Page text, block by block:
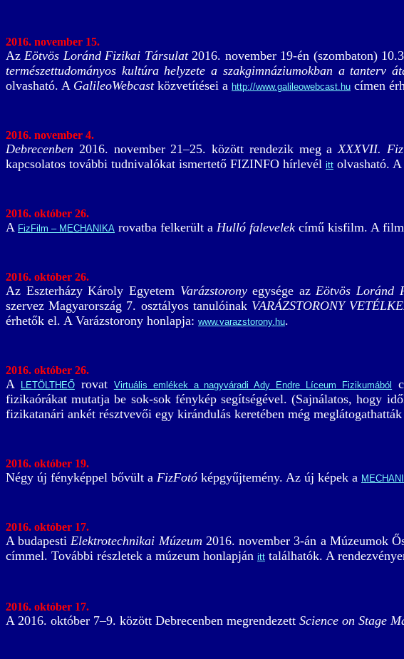
2016. november 15.
AzEötvös Loránd Fizikai Társulat2016. november 19-én (szombaton)
természettudományos kultúra helyzete a szakgimnáziumokban a tanterv
olvasható. A GalileoWebcastközvetítései a http://www.galileowebcast.hu címen
2016. november 4.
Debrecenben 2016. november 21–25. között rendezik meg aXXXVII.
kapcsolatos további tudnivalókat ismertető FIZINFO hírlevél itt olvasható.
2016. október 26.
A FizFilm – MECHANIKA rovatba felkerült a Hulló falevelek című kisfilm. A film
2016. október 26.
Az Eszterházy Károly Egyetem Varázstoronyegysége azEötvös Loránd
szervez Magyarország 7. osztályos tanulóinak VARÁZSTORONY
érhetők el. A Varázstorony honlapja: www.varazstorony.hu.
2016. október 26.
A LETÖLTHEŐrovat Virtuális emlékek a nagyváradi Ady Endre Líceum Fizikumából
fizikaórákat mutatja be sok-sok fénykép segítségével. (Sajnálatos, hogy
fizikatanári ankét résztvevői egy kirándulás keretében még
2016. október 19.
Négy új fényképpel bővült a FizFotó képgyűjtemény. Az új képek a
2016. október 17.
A budapestiElektrotechnikai Múzeum 2016. november 3-án a Múzeumok
címmel. További részletek a múzeum honlapján itt találhatók. A
2016. október 17.
A 2016. október 7–9. között Debrecenben megrendezett Science on Stage